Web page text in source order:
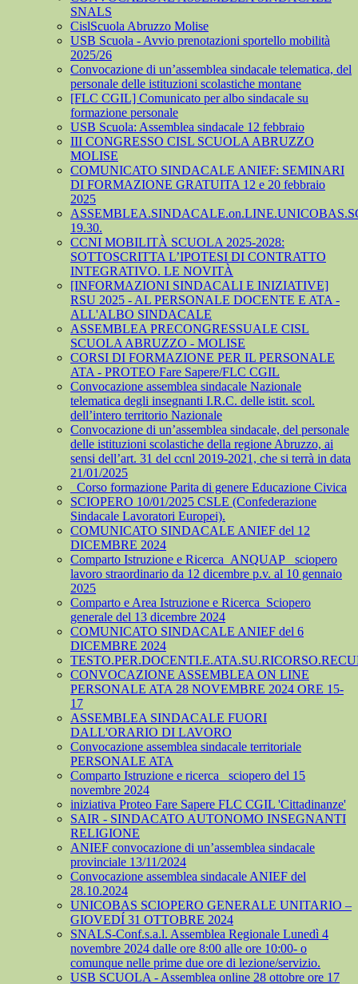
SNALS
CislScuola Abruzzo Molise
USB Scuola - Avvio prenotazioni sportello mobilità
2025/26
Convocazione di un’assemblea sindacale telematica, del
personale delle istituzioni scolastiche montane
[FLC CGIL] Comunicato per albo sindacale su
formazione personale
USB Scuola: Assemblea sindacale 12 febbraio
III CONGRESSO CISL SCUOLA ABRUZZO
MOLISE
COMUNICATO SINDACALE ANIEF: SEMINARI
DI FORMAZIONE GRATUITA 12 e 20 febbraio
2025
19.30.
CCNI MOBILITÀ SCUOLA 2025-2028:
SOTTOSCRITTA L’IPOTESI DI CONTRATTO
INTEGRATIVO. LE NOVITÀ
[INFORMAZIONI SINDACALI E INIZIATIVE]
RSU 2025 - AL PERSONALE DOCENTE E ATA -
ALL'ALBO SINDACALE
ASSEMBLEA PRECONGRESSUALE CISL
SCUOLA ABRUZZO - MOLISE
CORSI DI FORMAZIONE PER IL PERSONALE
ATA - PROTEO Fare Sapere/FLC CGIL
Convocazione assemblea sindacale Nazionale
telematica degli insegnanti I.R.C. delle istit. scol.
dell’intero territorio Nazionale
Convocazione di un’assemblea sindacale, del personale
delle istituzioni scolastiche della regione Abruzzo, ai
sensi dell’art. 31 del ccnl 2019-2021, che si terrà in data
21/01/2025
_Corso formazione Parita di genere Educazione Civica
SCIOPERO 10/01/2025 CSLE (Confederazione
Sindacale Lavoratori Europei).
COMUNICATO SINDACALE ANIEF del 12
DICEMBRE 2024
Comparto Istruzione e Ricerca_ANQUAP_ sciopero
lavoro straordinario da 12 dicembre p.v. al 10 gennaio
2025
Comparto e Area Istruzione e Ricerca_Sciopero
generale del 13 dicembre 2024
COMUNICATO SINDACALE ANIEF del 6
DICEMBRE 2024
CONVOCAZIONE ASSEMBLEA ON LINE
PERSONALE ATA 28 NOVEMBRE 2024 ORE 15-
17
ASSEMBLEA SINDACALE FUORI
DALL'ORARIO DI LAVORO
Convocazione assemblea sindacale territoriale
PERSONALE ATA
Comparto Istruzione e ricerca_ sciopero del 15
novembre 2024
iniziativa Proteo Fare Sapere FLC CGIL 'Cittadinanze'
SAIR - SINDACATO AUTONOMO INSEGNANTI
RELIGIONE
ANIEF convocazione di un’assemblea sindacale
provinciale 13/11/2024
Convocazione assemblea sindacale ANIEF del
28.10.2024
UNICOBAS SCIOPERO GENERALE UNITARIO –
GIOVEDÍ 31 OTTOBRE 2024
SNALS-Conf.s.a.l. Assemblea Regionale Lunedì 4
novembre 2024 dalle ore 8:00 alle ore 10:00- o
comunque nelle prime due ore di lezione/servizio.
USB SCUOLA - Assemblea online 28 ottobre ore 17